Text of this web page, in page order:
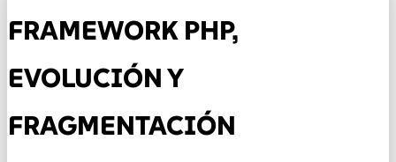
FRAMEWORK PHP,
EVOLUCIÓN Y
FRAGMENTACIÓN